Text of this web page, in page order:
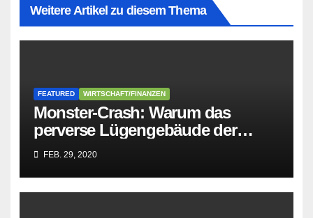
Weitere Artikel zu diesem Thema
FEATURED WIRTSCHAFT/FINANZEN
Monster-Crash: Warum das
perverse Lügengebäude der
Sozialisten in sich
zusammenbricht!
FEB. 29, 2020